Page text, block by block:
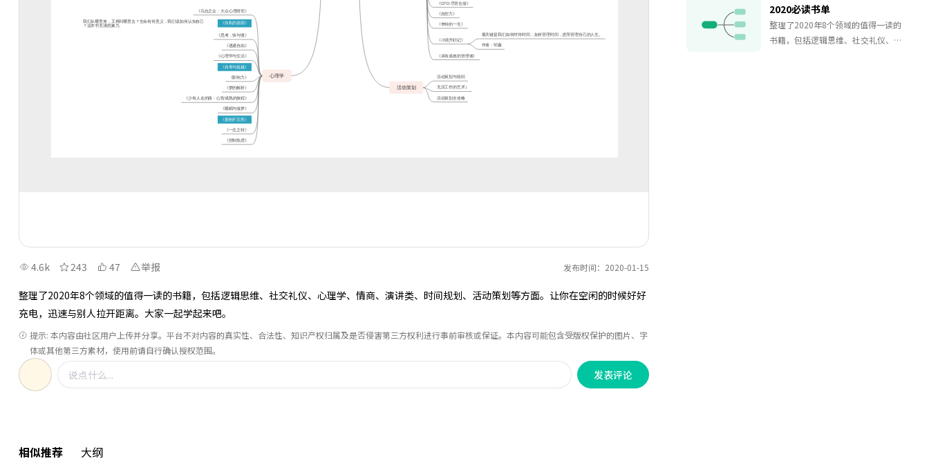
4.6k 243 47 举报 发布时间：2020-01-15
整理了2020年8个领域的值得一读的书籍，包括逻辑思维、社交礼仪、心理学、情商、演讲类、时间规划、活动策划等方面。让你在空闲的时候好好
充电，迅速与别人拉开距离。大家一起学起来吧。
提示: 本内容由社区用户上传并分享。平台不对内容的真实性、合法性、知识产权归属及是否侵害第三方权利进行事前审核或保证。本内容可能包含受版权保护的图片、字
体或其他第三方素材，使用前请自行确认授权范围。
发表评论
己的分身可以到各重要部门承担责
任。于是，他把公司细分成所谓“阿
米巴”的小集体，并委以经营重任，
2020必读书单
整理了2020年8个领域的值得一读的
书籍，包括逻辑思维、社交礼仪、心
相似推荐 大纲